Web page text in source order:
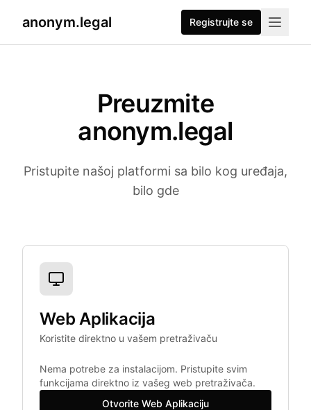
anonym.legal Registrujte se
Preuzmite
anonym.legal
Pristupite našoj platformi sa bilo kog uređaja,
bilo gde
Dostupne platforme
Web Aplikacija
Koristite direktno u vašem pretraživaču
Nema potrebe za instalacijom. Pristupite svim
funkcijama direktno iz vašeg web pretraživača.
Otvorite Web Aplikaciju